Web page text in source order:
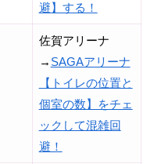
避】する！
佐賀アリーナ
→ SAGAアリーナ
【トイレの位置と
個室の数】をチェ
ックして混雑回
避！